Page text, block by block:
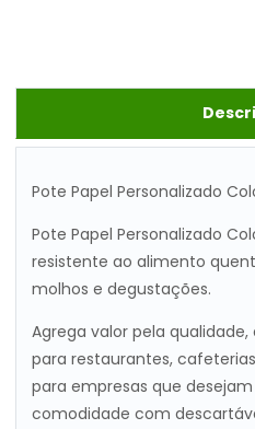
Pote Papel Personalizado
Pote Papel Personalizado
resistente ao alimento
molhos e degustações.
Agrega valor pela
para restaurantes,
para empresas que
comodidade com